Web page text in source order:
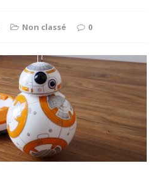
Non classé 0